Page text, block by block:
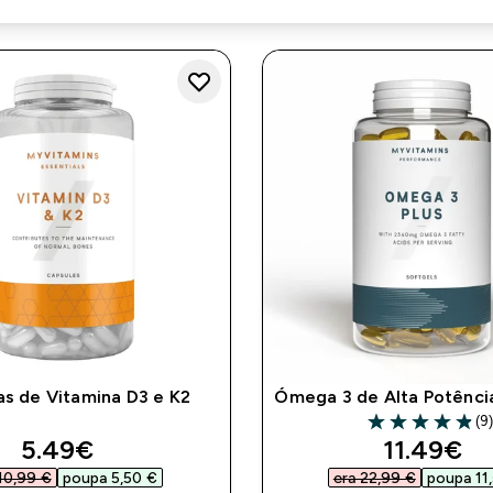
de Vitamina D3 e K2
discounted price
5.49€‎
€‎ poupa 5,50 €‎
Ómega 3 de Alta
4.89 out of 5
(9)
11.49€‎
era 22,99 €‎ poupa